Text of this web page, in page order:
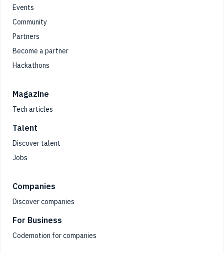
Events
Community
Partners
Become a partner
Hackathons
Magazine
Tech articles
Talent
Discover talent
Jobs
Companies
Discover companies
For Business
Codemotion for companies